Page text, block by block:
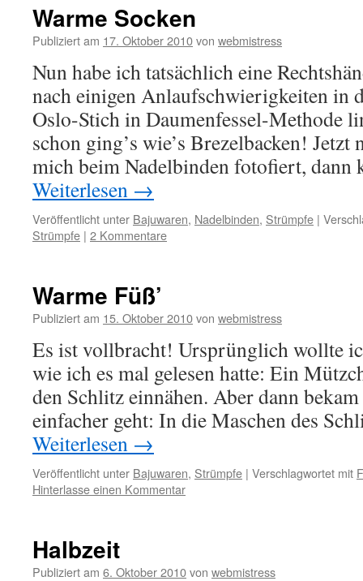
Warme Socken
Publiziert am 17. Oktober 2010von webmistress
Nun habe ich tatsächlich eine
nach einigen Anlaufschwierigkeiten in
Oslo-Stich in Daumenfessel-Methode
schon ging’s wie’s Brezelbacken! Jetzt
mich beim Nadelbinden fotofiert,
Weiterlesen →
Veröffentlicht unter Bajuwaren, Nadelbinden, Strümpfe |
Strümpfe | 2 Kommentare
Warme Füß’
Publiziert am 15. Oktober 2010von webmistress
Es ist vollbracht! Ursprünglich wollte
wie ich es mal gelesen hatte: Ein
den Schlitz einnähen. Aber dann
einfacher geht: In die Maschen des
Weiterlesen →
Veröffentlicht unter Bajuwaren, Strümpfe | Verschlagwortet mit
Hinterlasse einen Kommentar
Halbzeit
Publiziert am 6. Oktober 2010von webmistress